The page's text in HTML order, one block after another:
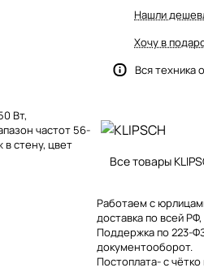
Вт,
частот 56-
в стену, цвет
Нашли
Хочу в
Вся техника
Все товары
Работаем с
доставка по всей
Поддержка по 223-
документооборот.
Постоплата- с